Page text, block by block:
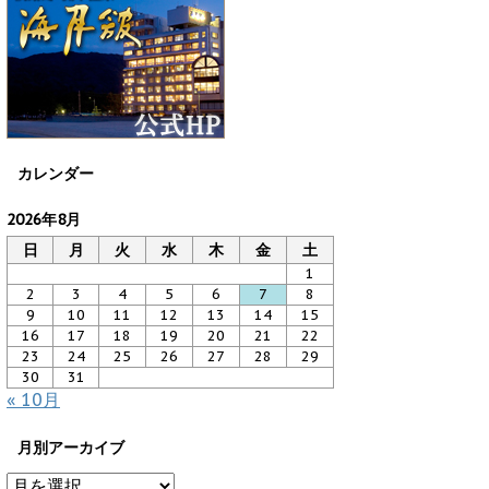
カレンダー
2026年8月
日
月 火 水 木 金 土
1
2
3 4 5 6 7
8
9
10 11 12 13 14
15
16
17 18 19 20 21
22
23
24 25 26 27 28
29
30
31
« 10月
月別アーカイブ